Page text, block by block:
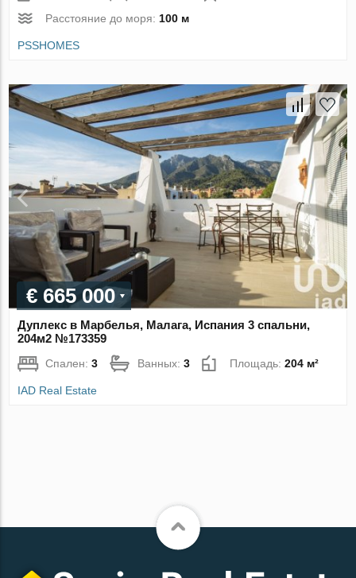
Расстояние до моря: 100 м
PSSHOMES
€ 665 000
Дуплекс в Марбелья, Малага, Испания 3 спальни,
204м2 №173359
Спален:3 Ванных:3 Площадь:204 м²
IAD Real Estate